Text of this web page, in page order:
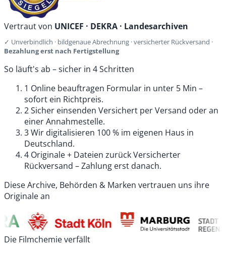
Vertraut von UNICEF · DEKRA · Landesarchiven
✓ Unverbindlich · bildgenaue Abrechnung · versicherter Rückversand ·
Bezahlung erst nach Fertigstellung
So läuft's ab – sicher in 4 Schritten
1 Online beauftragen Formular in unter 5 Min –
sofort ein Richtpreis.
2Sicher einsenden Versichert per Versand oder an
einer Annahmestelle.
3Wir digitalisieren 100 % im eigenen Haus in
Deutschland.
4 Originale + Dateien zurückVersicherter
Rückversand – Zahlung erst danach.
Diese Archive, Behörden & Marken vertrauen uns ihre
Originale an
Die Filmchemie verfällt